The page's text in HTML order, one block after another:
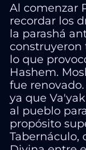
Al comenzar
recordar los
la parashá
construyeron
lo que
Hashem.
fue
ya que
al pueblo
propósito
Tabernáculo,